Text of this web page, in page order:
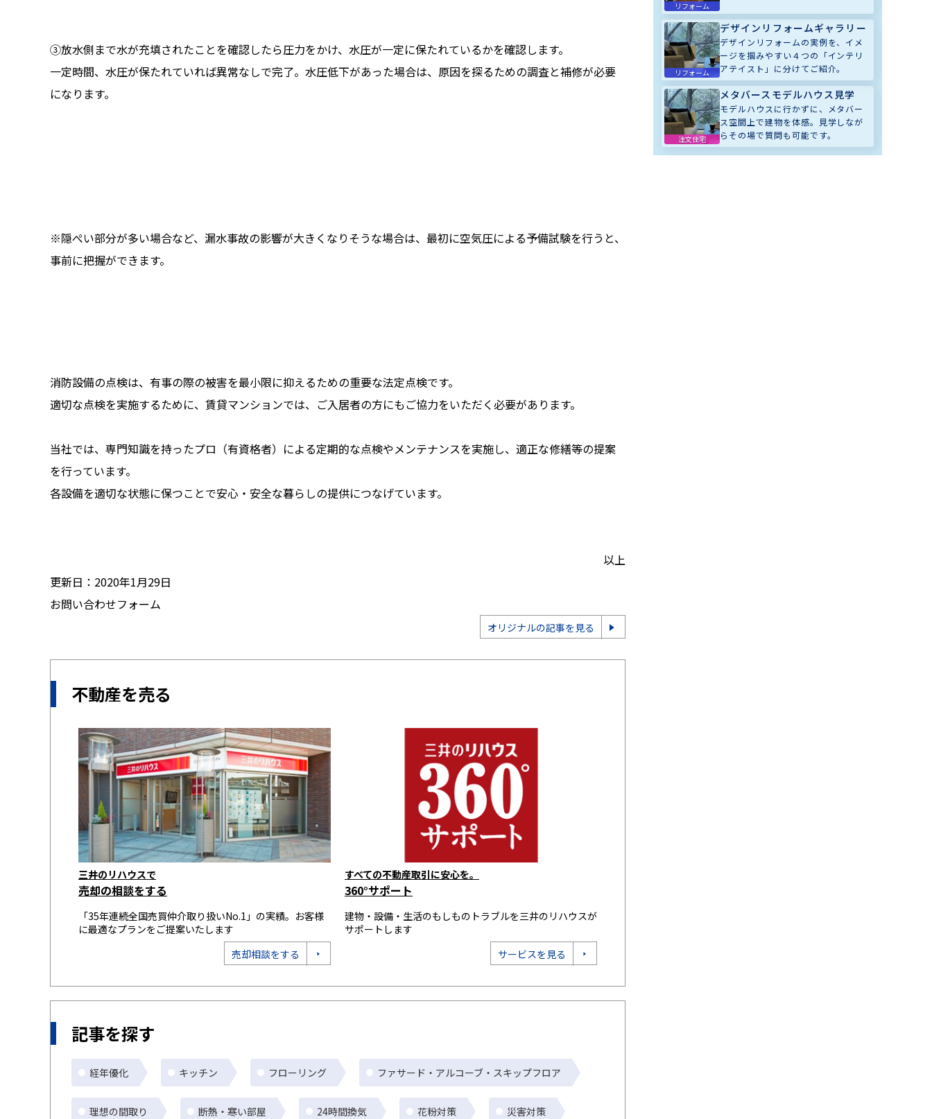
③放水側まで水が充填されたことを確認したら圧力をかけ、水圧が一定に保たれているかを確認します。
一定時間、水圧が保たれていれば異常なしで完了。水圧低下があった場合は、原因を探るための調査と補修が必要
になります。
※隠ぺい部分が多い場合など、漏水事故の影響が大きくなりそうな場合は、最初に空気圧による予備試験を行うと、
事前に把握ができます。
消防設備の点検は、有事の際の被害を最小限に抑えるための重要な法定点検です。
適切な点検を実施するために、賃貸マンションでは、ご入居者の方にもご協力をいただく必要があります。
当社では、専門知識を持ったプロ（有資格者）による定期的な点検やメンテナンスを実施し、適正な修繕等の提案
を行っています。
各設備を適切な状態に保つことで安心・安全な暮らしの提供につなげています。
以上
更新日：2020年1月29日
お問い合わせフォーム
オリジナルの記事を見る
不動産を売る
三井のリハウスで
売却の相談をする
「35年連続全国売買仲介取り扱いNo.1」の実績。お客様
に最適なプランをご提案いたします
売却相談をする
すべての不動産取引に安心を。
360°サポート
建物・設備・生活のもしものトラブルを三井のリハウスが
サポートします
サービスを見る
記事を探す
経年優化 キッチン フローリング ファサード・アルコーブ・スキップフロア
理想の間取り 断熱・寒い部屋 24時間換気 花粉対策 災害対策
リフォーム
リフォーム
デザインリフォームギャラリー
デザインリフォームの実例を、イメ
ージを掴みやすい４つの「インテリ
アテイスト」に分けてご紹介。
注文住宅
メタバースモデルハウス見学
モデルハウスに行かずに、メタバー
ス空間上で建物を体感。見学しなが
らその場で質問も可能です。